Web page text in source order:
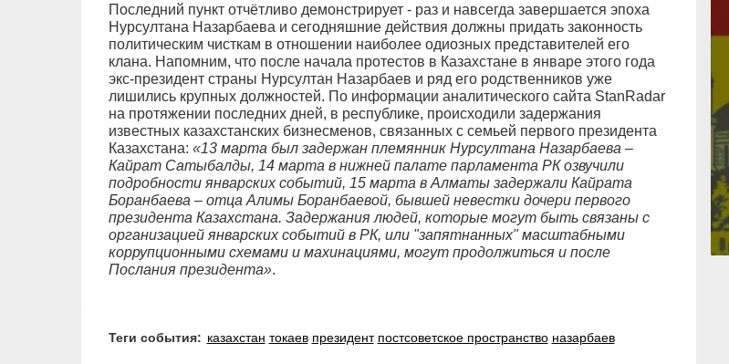
Последний пункт отчётливо демонстрирует - раз и навсегда завершается эпоха
Нурсултана Назарбаева и сегодняшние действия должны придать законность
политическим чисткам в отношении наиболее одиозных представителей его
клана. Напомним, что после начала протестов в Казахстане в январе этого года
экс-президент страны Нурсултан Назарбаев и ряд его родственников уже
лишились крупных должностей. По информации аналитического сайта StanRadar
на протяжении последних дней, в республике, происходили задержания
известных казахстанских бизнесменов, связанных с семьей первого президента
Казахстана: «13 марта был задержан племянник Нурсултана Назарбаева –
Кайрат Сатыбалды, 14 марта в нижней палате парламента РК озвучили
подробности январских событий, 15 марта в Алматы задержали Кайрата
Боранбаева – отца Алимы Боранбаевой, бывшей невестки дочери первого
президента Казахстана. Задержания людей, которые могут быть связаны с
организацией январских событий в РК, или "запятнанных" масштабными
коррупционными схемами и махинациями, могут продолжиться и после
Послания президента».
Теги события: казахстан токаев президент постсоветское пространство назарбаев